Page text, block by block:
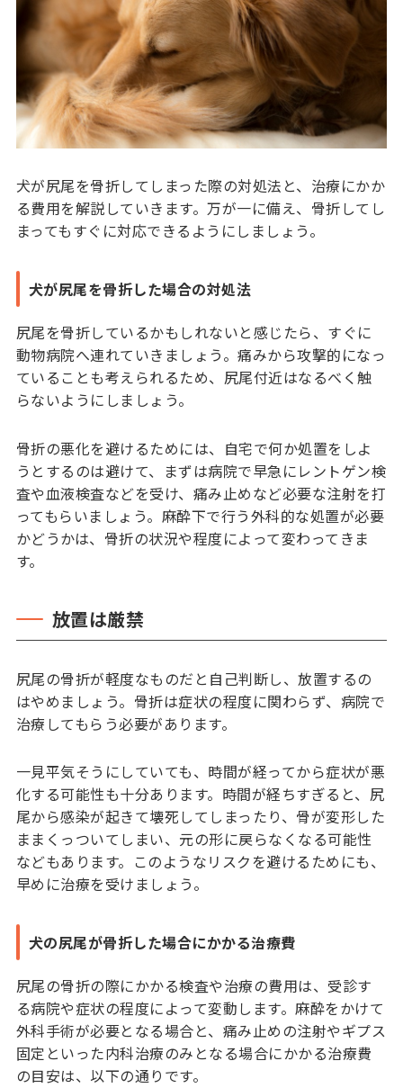
犬が尻尾を骨折してしまった際の対処法と、治療にかか
る費用を解説していきます。万が一に備え、骨折してし
まってもすぐに対応できるようにしましょう。
犬が尻尾を骨折した場合の対処法
尻尾を骨折しているかもしれないと感じたら、すぐに
動物病院へ連れていきましょう。痛みから攻撃的になっ
ていることも考えられるため、尻尾付近はなるべく触
らないようにしましょう。
骨折の悪化を避けるためには、自宅で何か処置をしよ
うとするのは避けて、まずは病院で早急にレントゲン検
査や血液検査などを受け、痛み止めなど必要な注射を打
ってもらいましょう。麻酔下で行う外科的な処置が必要
かどうかは、骨折の状況や程度によって変わってきま
す。
放置は厳禁
尻尾の骨折が軽度なものだと自己判断し、放置するの
はやめましょう。骨折は症状の程度に関わらず、病院で
治療してもらう必要があります。
一見平気そうにしていても、時間が経ってから症状が悪
化する可能性も十分あります。時間が経ちすぎると、尻
尾から感染が起きて壊死してしまったり、骨が変形した
ままくっついてしまい、元の形に戻らなくなる可能性
などもあります。このようなリスクを避けるためにも、
早めに治療を受けましょう。
犬の尻尾が骨折した場合にかかる治療費
尻尾の骨折の際にかかる検査や治療の費用は、受診す
る病院や症状の程度によって変動します。麻酔をかけて
外科手術が必要となる場合と、痛み止めの注射やギプス
固定といった内科治療のみとなる場合にかかる治療費
の目安は、以下の通りです。